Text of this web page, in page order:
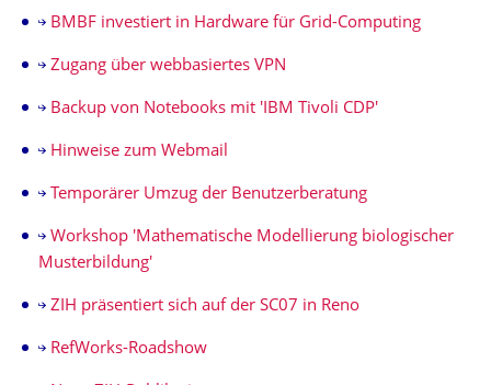
BMBF investiert in Hardware für Grid-Computing
Zugang über webbasiertes VPN
Backup von Notebooks mit 'IBM Tivoli CDP'
Hinweise zum Webmail
Temporärer Umzug der Benutzerberatung
Workshop 'Mathematische Modellierung biologischer
Musterbildung'
ZIH präsentiert sich auf der SC07 in Reno
RefWorks-Roadshow